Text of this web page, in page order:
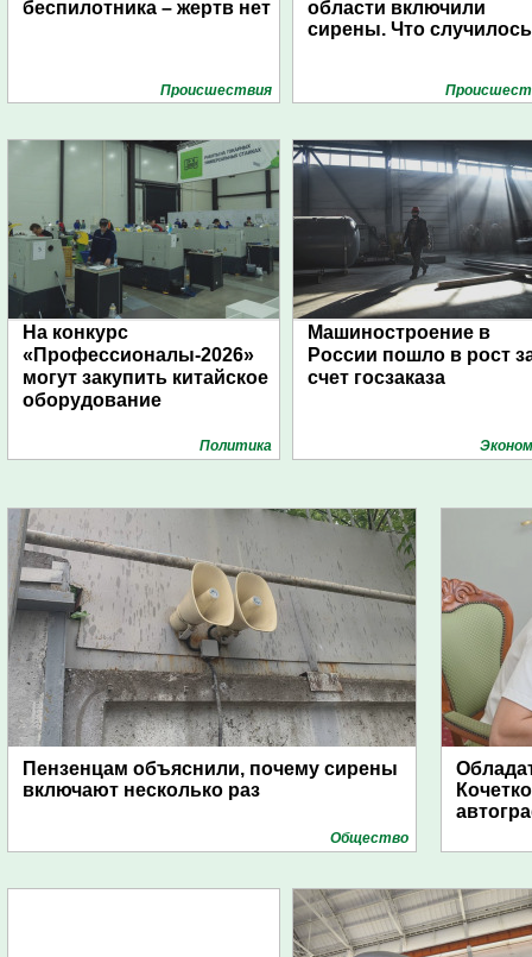
беспилотника – жертв нет
Проиcшествия
области включили
сирены. Что
На конкурс
«Профессионалы-2026»
могут закупить китайское
оборудование
Политика
Машиностроение в
России пошло в рост
счет госзаказа
Пензенцам объяснили, почему сирены
включают несколько раз
Общество